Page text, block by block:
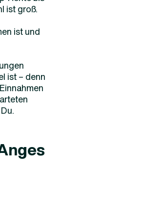
ist groß.
ist und
ist – denn